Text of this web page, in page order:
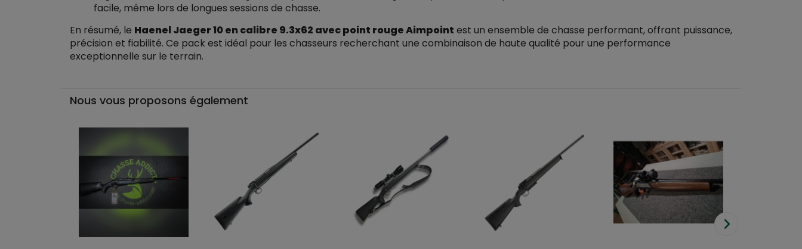
facile, même lors de longues sessions de chasse.
En résumé, le Haenel Jaeger 10 en calibre 9.3x62 avec point rouge Aimpoint est un ensemble de chasse performant, offrant puissance,
précision et fiabilité. Ce pack est idéal pour les chasseurs recherchant une combinaison de haute qualité pour une performance
exceptionnelle sur le terrain.
Nous vous proposons également